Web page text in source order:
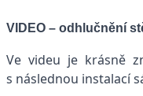
VIDEO – odhlučnění
Ve videu je krásně
s následnou instalací